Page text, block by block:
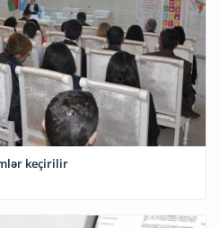
keçirilir